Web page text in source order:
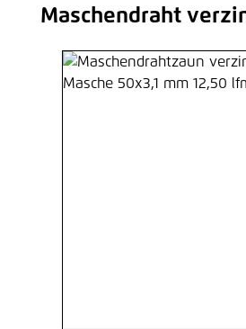
Produktgalerie überspringen
Maschendraht